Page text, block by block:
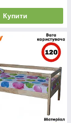
Купити